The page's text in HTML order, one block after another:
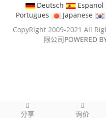
分享 询价
Deutsch Espanol
Portugues
Japanese
CopyRight 2009-2021 All
限公司POWERED